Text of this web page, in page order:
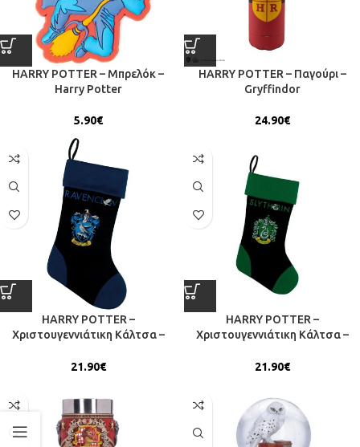
HARRY POTTER – Μπρελόκ –
Harry Potter
5.90€
HARRY POTTER – Παγούρι –
Gryffindor
24.90€
HARRY POTTER –
Χριστουγεννιάτικη Κάλτσα –
21.90€
HARRY POTTER –
Χριστουγεννιάτικη Κάλτσα –
21.90€